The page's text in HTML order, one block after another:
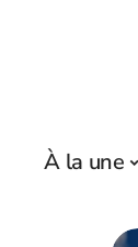
À la une